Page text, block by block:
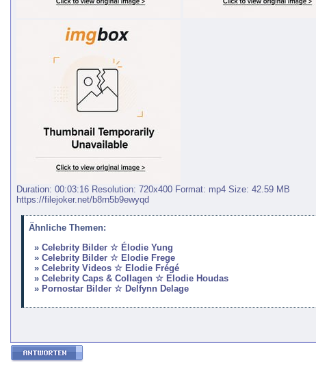
Duration: 00:03:16 Resolution: 720x400 Format: mp4 Size: 42.59 MB
https://filejoker.net/b8rn5b9ewyqd
Ähnliche Themen:
Celebrity Bilder ☆ Élodie Yung
Celebrity Bilder ☆ Elodie Frege
Celebrity Videos ☆ Elodie Frégé
Celebrity Caps & Collagen ☆ Elodie Houdas
Pornostar Bilder ☆ Delfynn Delage